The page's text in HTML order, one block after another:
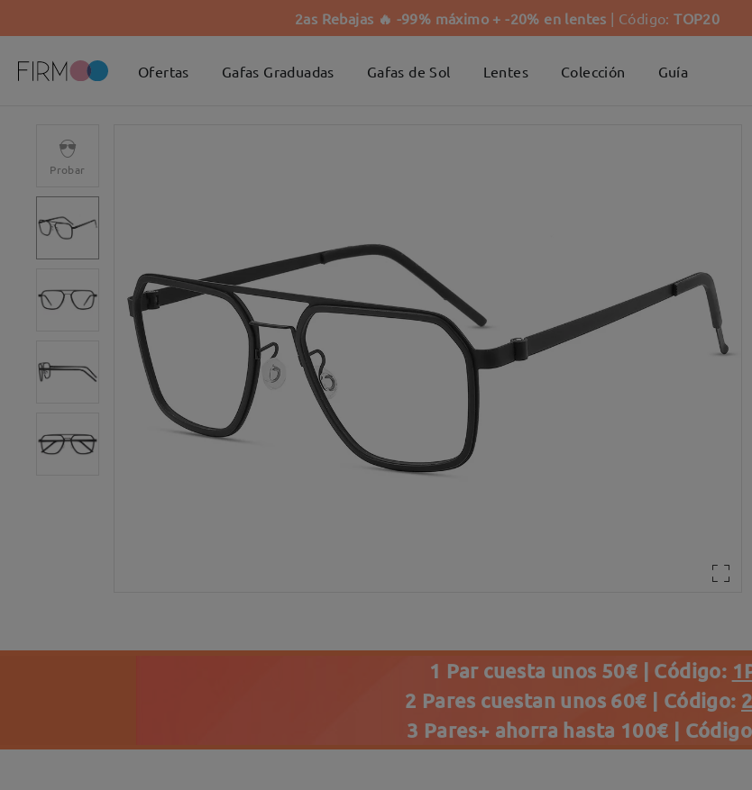
2as Rebajas 🔥 -99% máximo + -20% en lentes | Código:TOP20
Ofertas Gafas Graduadas Gafas de Sol Lentes Colección Guía
Probar
1 Par cuesta unos 50€ | Código:
2 Pares cuestan unos 60€ | Código:
3 Pares+ ahorra hasta 100€ |